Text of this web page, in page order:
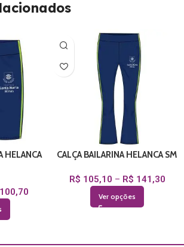
HELANCA
100,70
CALÇA BAILARINA HELANCA SM
R$ 105,10 – R$ 141,30
Ver opções